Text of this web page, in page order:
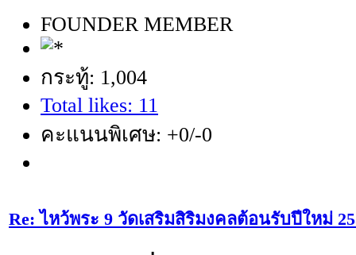
FOUNDER MEMBER
กระทู้: 1,004
Total likes: 11
คะแนนพิเศษ: +0/-0
Re: ไหว้พระ 9 วัดเสริมสิริมงคลต้อนรับปีใหม่